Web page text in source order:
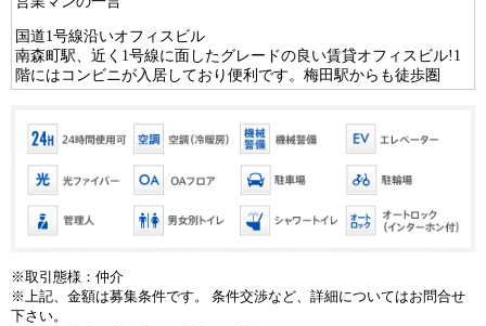
国道1号線沿いオフィスビル
南森町駅、近く1号線に面したグレードの良い賃貸オフィスビル!1
階にはコンビニが入居しており便利です。梅田駅からも徒歩圏
※取引態様：仲介
※上記、金額は募集条件です。 条件交渉など、詳細についてはお問合せ
下さい。